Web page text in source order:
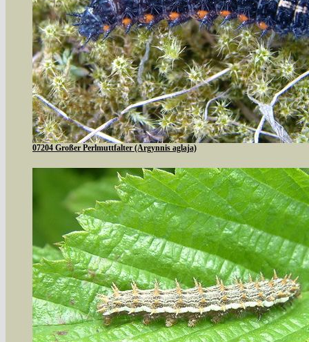
07204 Großer Perlmuttfalter (Argynnis aglaja)